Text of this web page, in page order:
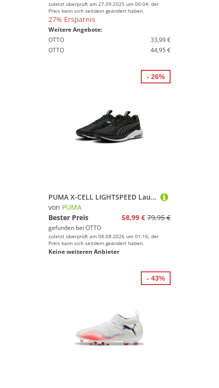
zuletzt überprüft am 27.09.2025 um 00:04; der
Preis kann sich seitdem geändert haben.
27% Ersparnis
Weitere Angebote:
OTTO
33,99 €
OTTO
44,95 €
PUMA X-CELL LIGHTSPEED Laufschuh
von PUMA
Bester Preis
58,99 € 79,95 €
gefunden bei OTTO
zuletzt überprüft am 08.08.2026 um 01:16; der
Preis kann sich seitdem geändert haben.
Keine weiteren Anbieter
- 26%
- 43%